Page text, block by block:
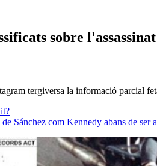
sobre
tergiversa la informació parcial
Sánchez com Kennedy abans de ser